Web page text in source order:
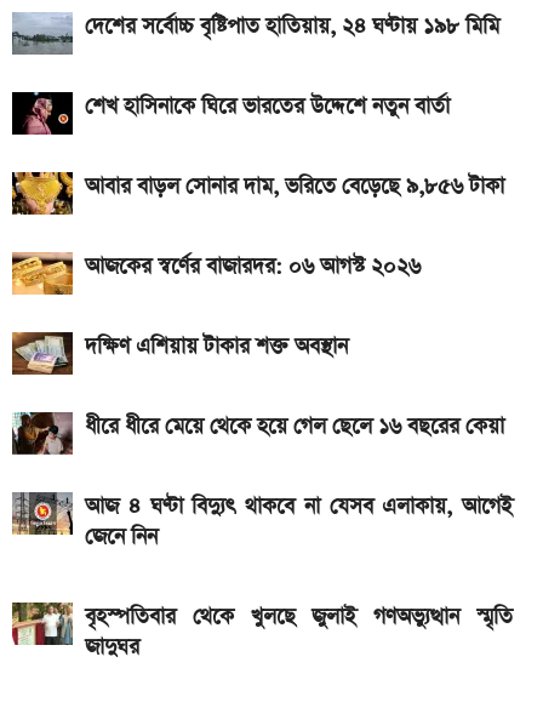
দেশের বাজারে আজকের স্বর্ণের দাম, প্রতি ভরি কত
জানুন ফলাফল
একটু পর শুরু, Milan Vs Inter ম্যাচ; লাইভ দেখুন এখানে
গ্যাসের দাম নিয়ে সুখবর, যা জানাল পেট্রোবাংলা
একটু পর শুরু, চেলসি ও জুভেন্টাস ম্যাচ; লাইভ দেখুন এখানে
আজকের সকল দেশের টাকার রেট: ০৫ আগস্ট ২০২৬
দেশের সর্বোচ্চ বৃষ্টিপাত হাতিয়ায়, ২৪ ঘণ্টায় ১৯৮ মিমি
শেখ হাসিনাকে ঘিরে ভারতের উদ্দেশে নতুন বার্তা
আবার বাড়ল সোনার দাম, ভরিতে বেড়েছে ৯,৮৫৬ টাকা
আজকের স্বর্ণের বাজারদর: ০৬ আগস্ট ২০২৬
দক্ষিণ এশিয়ায় টাকার শক্ত অবস্থান
ধীরে ধীরে মেয়ে থেকে হয়ে গেল ছেলে ১৬ বছরের কেয়া
আজ ৪ ঘণ্টা বিদ্যুৎ থাকবে না যেসব এলাকায়, আগেই
জেনে নিন
বৃহস্পতিবার থেকে খুলছে জুলাই গণঅভ্যুত্থান স্মৃতি
জাদুঘর